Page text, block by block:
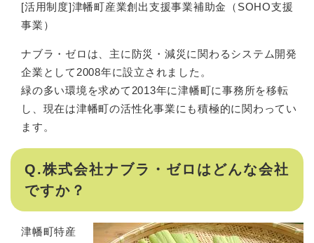
[活用制度]津幡町産業創出支援事業補助金（SOHO支援
事業）
ナブラ・ゼロは、主に防災・減災に関わるシステム開発
企業として2008年に設立されました。
緑の多い環境を求めて2013年に津幡町に事務所を移転
し、現在は津幡町の活性化事業にも積極的に関わってい
ます。
Q.株式会社ナブラ・ゼロはどんな会社
ですか？
津幡町特産